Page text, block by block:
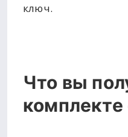
ключ.
Что вы